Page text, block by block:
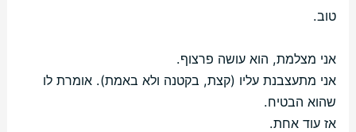
טוב.
אני מצלמת, הוא עושה פרצוף.
אני מתעצבנת עליו (קצת, בקטנה ולא באמת). אומרת לו
שהוא הבטיח.
אז עוד אחת.